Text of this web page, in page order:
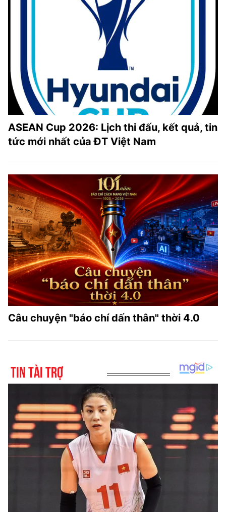
ASEAN Cup 2026: Lịch thi đấu, kết quả, tin
tức mới nhất của ĐT Việt Nam
Câu chuyện "báo chí dấn thân" thời 4.0